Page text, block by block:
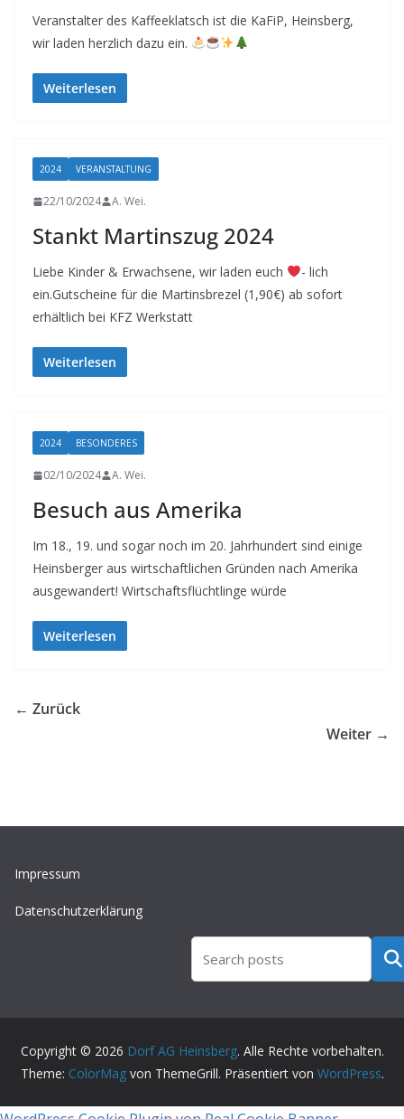
Veranstalter des Kaffeeklatsch ist die KaFiP, Heinsberg,
wir laden herzlich dazu ein.
Weiterlesen
2024 VERANSTALTUNG
22/10/2024 A. Wei.
Stankt Martinszug 2024
Liebe Kinder & Erwachsene, wir laden euch
- lich
ein.Gutscheine für die Martinsbrezel (1,90€) ab sofort
erhältlich bei KFZ Werkstatt
Weiterlesen
2024 BESONDERES
02/10/2024 A. Wei.
Besuch aus Amerika
Im 18., 19. und sogar noch im 20. Jahrhundert sind einige
Heinsberger aus wirtschaftlichen Gründen nach Amerika
ausgewandert! Wirtschaftsflüchtlinge würde
Weiterlesen
← Zurück
Weiter →
Impressum
Datenschutzerklärung
Copyright © 2026 Dorf AG Heinsberg. Alle Rechte vorbehalten.
Theme: ColorMagvon ThemeGrill. Präsentiert von WordPress.